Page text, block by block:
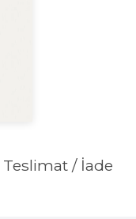
Teslimat / İade